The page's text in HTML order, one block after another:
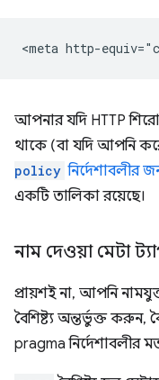
আপনার যদি HTTP
থাকে (বা যদি আপনি
policy নির্দেশাবলীর
একটি তালিকা রয়েছে।
নাম দেওয়া মেটা
প্রায়শই না, আপনি
বৈশিষ্ট্য অন্তর্ভুক্ত করুন,
pragma নির্দেশাবলীর